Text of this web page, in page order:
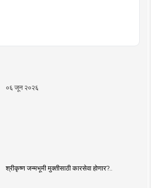
०६ जून २०२६
श्रीकृष्ण जन्मभूमी मुक्तीसाठी कारसेवा होणार?..